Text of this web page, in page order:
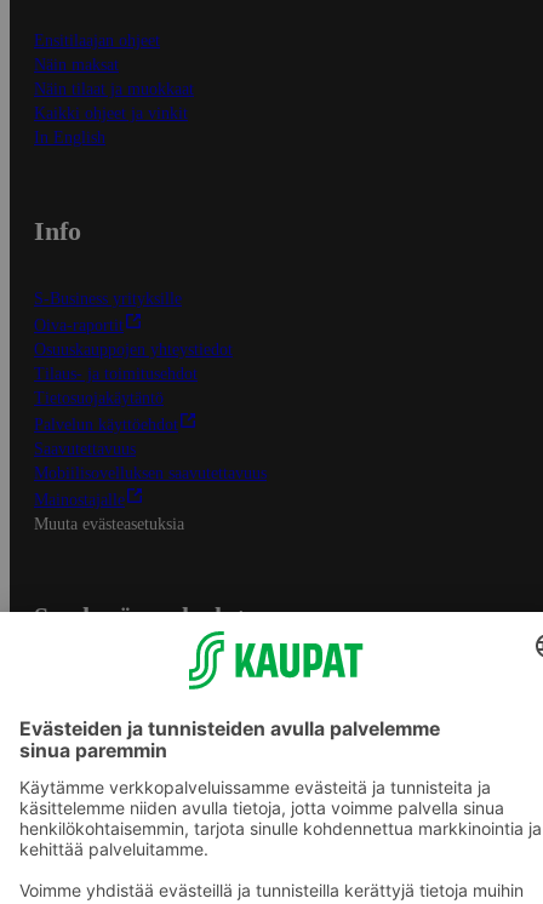
Ensitilaajan ohjeet
Näin maksat
Näin tilaat ja muokkaat
Kaikki ohjeet ja vinkit
In English
Info
S-Business yrityksille
Oiva-raportit
Osuuskauppojen yhteystiedot
Tilaus- ja toimitusehdot
Tietosuojakäytäntö
Palvelun käyttöehdot
Saavutettavuus
Mobiilisovelluksen saavutettavuus
Mainostajalle
Muuta evästeasetuksia
S-ryhmän palvelut
Yhteishyvä Ruoka -sovellus
S-ostoslista -sovellus
Prisma.fi
Sokos.fi
S-Pankki
Sokos Hotels